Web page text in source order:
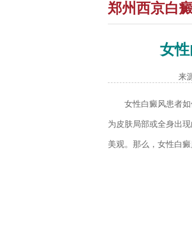
郑州西京白
女
来
女性白癜风患者
为皮肤局部或全身出
美观。那么，女性白